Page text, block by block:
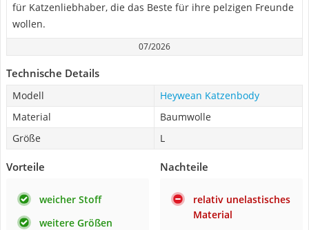
für Katzenliebhaber, die das Beste für ihre pelzigen Freunde
wollen.
07/2026
Technische Details
Modell
Heywean Katzenbody
Material
Baumwolle
Größe
L
Vorteile
weicher Stoff
weitere Größen
Nachteile
relativ unelastisches
Material